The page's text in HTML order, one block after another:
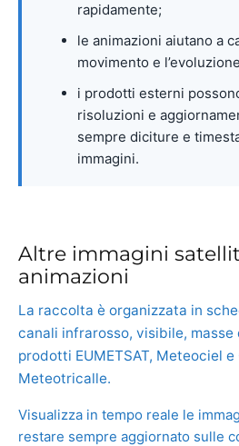
rapidamente;
le animazioni aiutano a
movimento e
i prodotti esterni
risoluzioni e
sempre diciture e
immagini.
Altre immagini
animazioni
La raccolta è organizzata in
canali infrarosso, visibile, masse
prodotti EUMETSAT, Meteociel
Meteotricalle.
Visualizza in tempo reale le
restare sempre aggiornato sulle